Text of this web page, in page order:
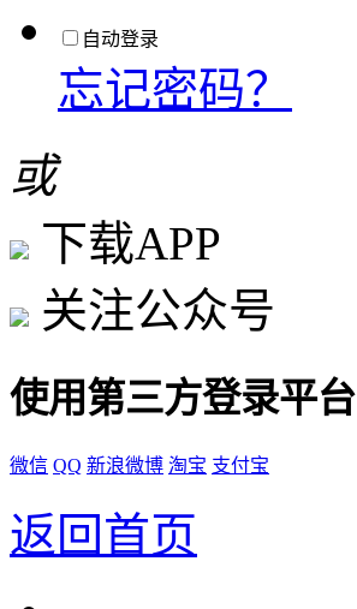
自动登录
忘记密码？
或
下载APP
关注公众号
使用第三方登录平台
微信 QQ 新浪微博 淘宝 支付宝
返回首页